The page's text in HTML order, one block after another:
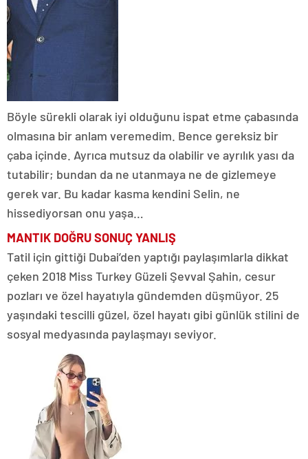
Böyle sürekli olarak iyi olduğunu ispat etme çabasında
olmasına bir anlam veremedim. Bence gereksiz bir
çaba içinde. Ayrıca mutsuz da olabilir ve ayrılık yası da
tutabilir; bundan da ne utanmaya ne de gizlemeye
gerek var. Bu kadar kasma kendini Selin, ne
hissediyorsan onu yaşa…
MANTIK DOĞRUSONUÇ YANLIŞ
Tatil için gittiği Dubai’den yaptığı paylaşımlarla dikkat
çeken 2018 Miss Turkey Güzeli Şevval Şahin, cesur
pozları ve özel hayatıyla gündemden düşmüyor. 25
yaşındaki tescilli güzel, özel hayatı gibi günlük stilini de
sosyal medyasında paylaşmayı seviyor.